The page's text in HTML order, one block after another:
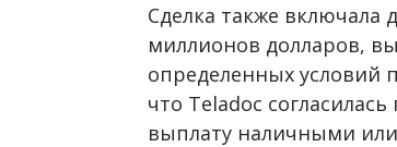
Сделка также включала
миллионов долларов,
определенных условий
что Teladoc
выплату наличными